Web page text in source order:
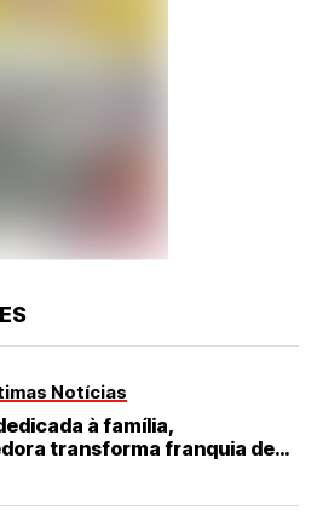
Notícias
à família,
transforma franquia de
de destaque no RN